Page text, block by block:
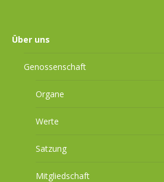
Über uns
Genossenschaft
Organe
Werte
Satzung
Mitgliedschaft